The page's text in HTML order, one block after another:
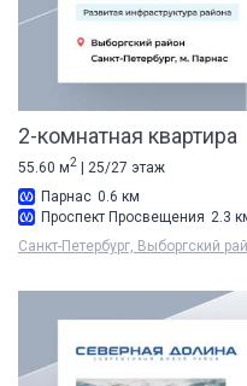
2-комнатная квартира
55.60 м2
| 25/27 этаж
Парнас 0.6 км
Проспект Просвещения 2.3
Санкт-Петербург, Выборгский